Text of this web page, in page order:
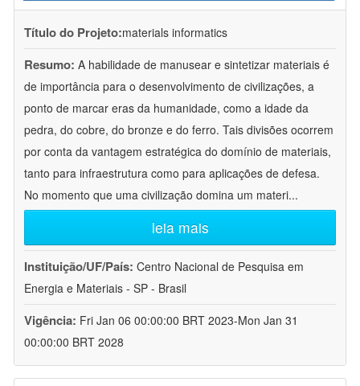
Título do Projeto:materials informatics
Resumo: A habilidade de manusear e sintetizar materiais é
de importância para o desenvolvimento de civilizações, a
ponto de marcar eras da humanidade, como a idade da
pedra, do cobre, do bronze e do ferro. Tais divisões ocorrem
por conta da vantagem estratégica do domínio de materiais,
tanto para infraestrutura como para aplicações de defesa.
No momento que uma civilização domina um materi...
leia mais
Instituição/UF/País: Centro Nacional de Pesquisa em
Energia e Materiais - SP - Brasil
Vigência: Fri Jan 06 00:00:00 BRT 2023-Mon Jan 31
00:00:00 BRT 2028